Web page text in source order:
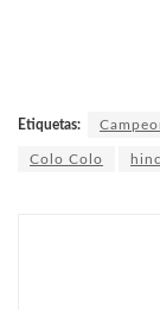
Etiquetas:
Colo Colo